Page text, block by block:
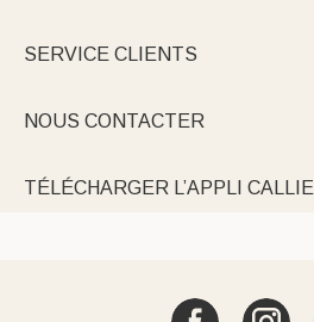
SERVICE CLIENTS
NOUS CONTACTER
TÉLÉCHARGER L’APPLI CALLIE